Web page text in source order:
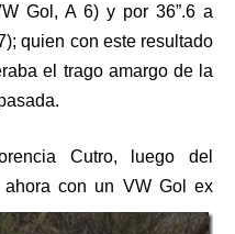
Gol, A 6) y por 36”.6 a
quien con este resultado
el trago amargo de la
Cutro, luego del
con un VW Gol ex